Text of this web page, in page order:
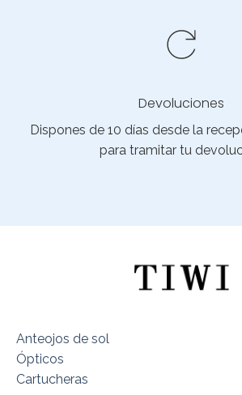
Devoluciones
Dispones de 10 días desde la
para tramitar tu
Anteojos de sol
Ópticos
Cartucheras